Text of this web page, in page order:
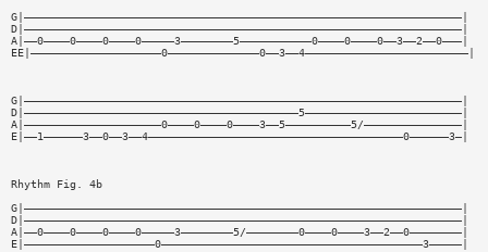
G|———————————————————————————————————————————————————————————————————|
D|———————————————————————————————————————————————————————————————————|
A|——0————0————0————0—————3————————5———————————0————0————0——3——2——0———|
EE|————————————————————0——————————————0——3——4—————————————————————————|
G|———————————————————————————————————————————————————————————————————|
D|——————————————————————————————————————————5————————————————————————|
A|—————————————————————0————0————0————3——5——————————5/———————————————|
E|——1——————3——0——3——4———————————————————————————————————————0——————3—|
Rhythm Fig. 4b
G|———————————————————————————————————————————————————————————————————|
D|———————————————————————————————————————————————————————————————————|
A|——0————0————0————0—————3————————5/————————0————0————3——2——0————————|
E|————————————————————0————————————————————————————————————————3—————|